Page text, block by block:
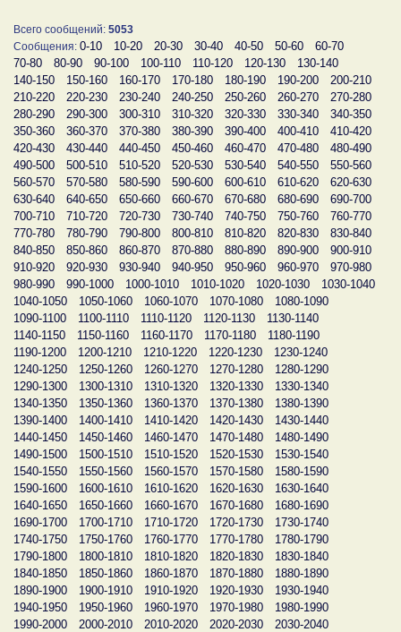
Всего сообщений: 5053
Сообщения: 0-10 10-20 20-30 30-40 40-50 50-60
60-70
70-80
80-90 90-100 100-110 110-120 120-130
130-140
140-150
150-160 160-170 170-180 180-190 190-200
200-210
210-220
220-230 230-240 240-250 250-260 260-270
270-280
280-290
290-300 300-310 310-320 320-330 330-340
340-350
350-360
360-370 370-380 380-390 390-400 400-410
410-420
420-430
430-440 440-450 450-460 460-470 470-480
480-490
490-500
500-510 510-520 520-530 530-540 540-550
550-560
560-570
570-580 580-590 590-600 600-610 610-620
620-630
630-640
640-650 650-660 660-670 670-680 680-690
690-700
700-710
710-720 720-730 730-740 740-750 750-760
760-770
770-780
780-790 790-800 800-810 810-820 820-830
830-840
840-850
850-860 860-870 870-880 880-890 890-900
900-910
910-920
920-930 930-940 940-950 950-960 960-970
970-980
980-990
990-1000 1000-1010 1010-1020 1020-1030
1030-1040
1040-1050
1050-1060 1060-1070 1070-1080
1080-1090
1090-1100
1100-1110 1110-1120 1120-1130
1130-1140
1140-1150
1150-1160 1160-1170 1170-1180
1180-1190
1190-1200
1200-1210 1210-1220 1220-1230
1230-1240
1240-1250
1250-1260 1260-1270 1270-1280
1280-1290
1290-1300
1300-1310 1310-1320 1320-1330
1330-1340
1340-1350
1350-1360 1360-1370 1370-1380
1380-1390
1390-1400
1400-1410 1410-1420 1420-1430
1430-1440
1440-1450
1450-1460 1460-1470 1470-1480
1480-1490
1490-1500
1500-1510 1510-1520 1520-1530
1530-1540
1540-1550
1550-1560 1560-1570 1570-1580
1580-1590
1590-1600
1600-1610 1610-1620 1620-1630
1630-1640
1640-1650
1650-1660 1660-1670 1670-1680
1680-1690
1690-1700
1700-1710 1710-1720 1720-1730
1730-1740
1740-1750
1750-1760 1760-1770 1770-1780
1780-1790
1790-1800
1800-1810 1810-1820 1820-1830
1830-1840
1840-1850
1850-1860 1860-1870 1870-1880
1880-1890
1890-1900
1900-1910 1910-1920 1920-1930
1930-1940
1940-1950
1950-1960 1960-1970 1970-1980
1980-1990
1990-2000
2000-2010 2010-2020 2020-2030
2030-2040